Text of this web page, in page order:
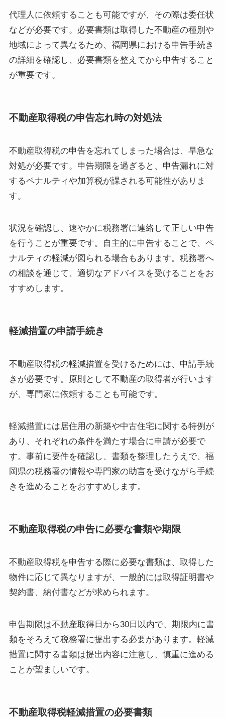
代理人に依頼することも可能ですが、その際は委任状
などが必要です。必要書類は取得した不動産の種別や
地域によって異なるため、福岡県における申告手続き
の詳細を確認し、必要書類を整えてから申告すること
が重要です。
不動産取得税の申告忘れ時の対処法
不動産取得税の申告を忘れてしまった場合は、早急な
対処が必要です。申告期限を過ぎると、申告漏れに対
するペナルティや加算税が課される可能性がありま
す。
状況を確認し、速やかに税務署に連絡して正しい申告
を行うことが重要です。自主的に申告することで、ペ
ナルティの軽減が図られる場合もあります。税務署へ
の相談を通じて、適切なアドバイスを受けることをお
すすめします。
軽減措置の申請手続き
不動産取得税の軽減措置を受けるためには、申請手続
きが必要です。原則として不動産の取得者が行います
が、専門家に依頼することも可能です。
軽減措置には居住用の新築や中古住宅に関する特例が
あり、それぞれの条件を満たす場合に申請が必要で
す。事前に要件を確認し、書類を整理したうえで、福
岡県の税務署の情報や専門家の助言を受けながら手続
きを進めることをおすすめします。
不動産取得税の申告に必要な書類や期限
不動産取得税を申告する際に必要な書類は、取得した
物件に応じて異なりますが、一般的には取得証明書や
契約書、納付書などが求められます。
申告期限は不動産取得日から30日以内で、期限内に書
類をそろえて税務署に提出する必要があります。軽減
措置に関する書類は提出内容に注意し、慎重に進める
ことが望ましいです。
不動産取得税軽減措置の必要書類